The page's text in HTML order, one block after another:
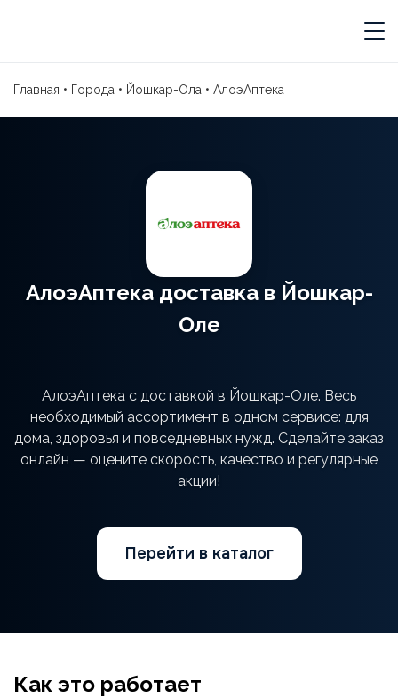
Главная • Города • Йошкар-Ола • АлоэАптека
АлоэАптека доставка в Йошкар-
Оле
АлоэАптека с доставкой в Йошкар-Оле. Весь
необходимый ассортимент в одном сервисе: для
дома, здоровья и повседневных нужд. Сделайте заказ
онлайн — оцените скорость, качество и регулярные
акции!
Перейти в каталог
Как это работает